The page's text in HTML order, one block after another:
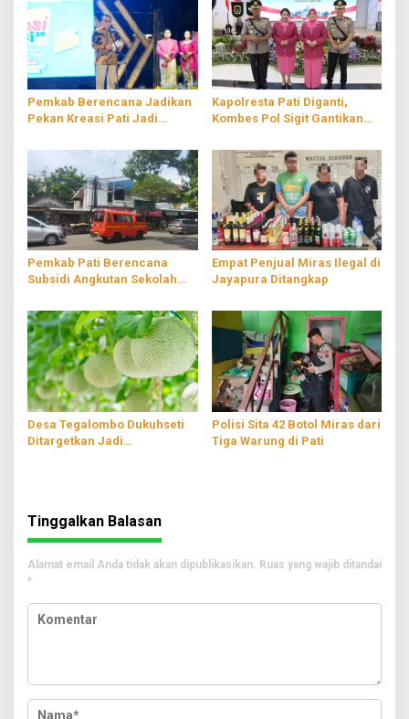
Pemkab Berencana Jadikan
Pekan Kreasi Pati Jadi
Kapolresta Pati Diganti,
Kombes Pol Sigit Gantikan
Pemkab Pati Berencana
Subsidi Angkutan Sekolah
Empat Penjual Miras Ilegal di
Jayapura Ditangkap
Desa Tegalombo Dukuhseti
Ditargetkan Jadi
Polisi Sita 42 Botol Miras dari
Tiga Warung di Pati
Tinggalkan Balasan
Alamat email Anda tidak akan dipublikasikan. Ruas yang wajib ditandai
*